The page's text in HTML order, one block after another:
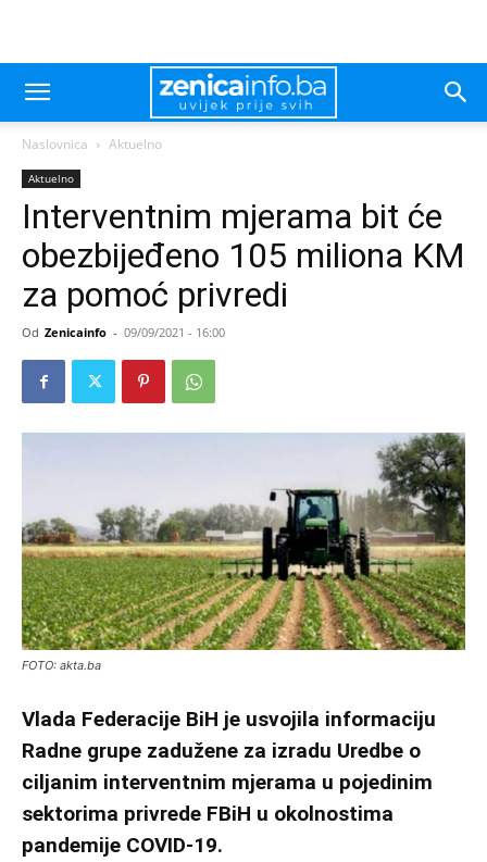
Naslovnica Aktuelno
Aktuelno
Interventnim mjerama bit će
obezbijeđeno 105 miliona KM
za pomoć privredi
Od Zenicainfo - 09/09/2021 - 16:00
FOTO: akta.ba
Vlada Federacije BiH je usvojila informaciju
Radne grupe zadužene za izradu Uredbe o
ciljanim interventnim mjerama u pojedinim
sektorima privrede FBiH u okolnostima
pandemije COVID-19.